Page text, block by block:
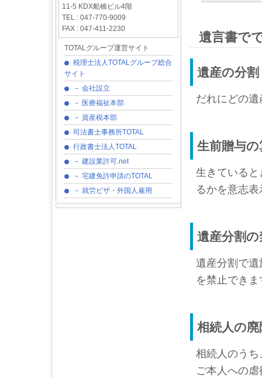
11-5 KDX船橋ビル4階
TEL : 047-770-9009
FAX : 047-411-2230
TOTALグループ運営サイト
税理士法人TOTALグループ総合
サイト
－ 会社設立
－ 医療福祉本部
－ 資産税本部
司法書士事務所TOTAL
行政書士法人TOTAL
－ 建設業許可.net
－ 宅建免許申請のTOTAL
－ 就労ビザ・外国人雇用
遺言書で
遺産の分
だれにどの
生前贈与
生きている
るかを意志
遺産分割の
遺産分割で
を禁止できま
相続人の廃
相続人のう
ご本人への